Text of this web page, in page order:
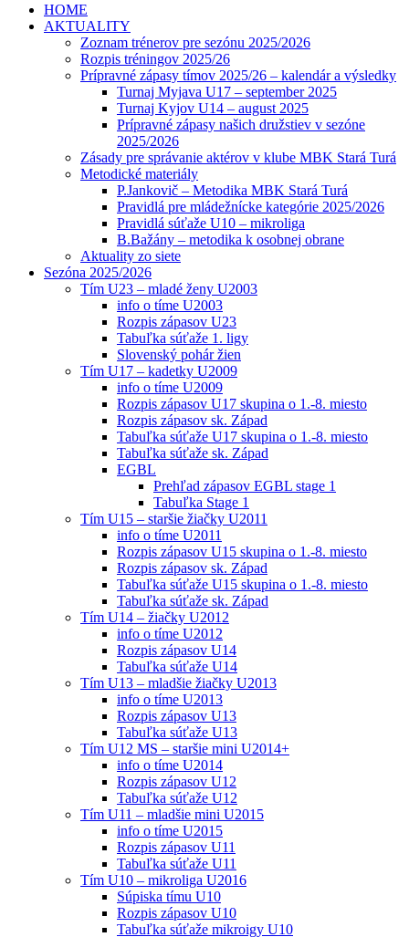
HOME
AKTUALITY
Zoznam trénerov pre sezónu 2025/2026
Rozpis tréningov 2025/26
Prípravné zápasy tímov 2025/26 – kalendár a výsledky
Turnaj Myjava U17 – september 2025
Turnaj Kyjov U14 – august 2025
Prípravné zápasy našich družstiev v sezóne
2025/2026
Zásady pre správanie aktérov v klube MBK Stará Turá
Metodické materiály
P.Jankovič – Metodika MBK Stará Turá
Pravidlá pre mládežnícke kategórie 2025/2026
Pravidlá súťaže U10 – mikroliga
B.Bažány – metodika k osobnej obrane
Aktuality zo siete
Sezóna 2025/2026
Tím U23 – mladé ženy U2003
info o tíme U2003
Rozpis zápasov U23
Tabuľka súťaže 1. ligy
Slovenský pohár žien
Tím U17 – kadetky U2009
info o tíme U2009
Rozpis zápasov U17 skupina o 1.-8. miesto
Rozpis zápasov sk. Západ
Tabuľka súťaže U17 skupina o 1.-8. miesto
Tabuľka súťaže sk. Západ
EGBL
Prehľad zápasov EGBL stage 1
Tabuľka Stage 1
Tím U15 – staršie žiačky U2011
info o tíme U2011
Rozpis zápasov U15 skupina o 1.-8. miesto
Rozpis zápasov sk. Západ
Tabuľka súťaže U15 skupina o 1.-8. miesto
Tabuľka súťaže sk. Západ
Tím U14 – žiačky U2012
info o tíme U2012
Rozpis zápasov U14
Tabuľka súťaže U14
Tím U13 – mladšie žiačky U2013
info o tíme U2013
Rozpis zápasov U13
Tabuľka súťaže U13
Tím U12 MS – staršie mini U2014+
info o tíme U2014
Rozpis zápasov U12
Tabuľka súťaže U12
Tím U11 – mladšie mini U2015
info o tíme U2015
Rozpis zápasov U11
Tabuľka súťaže U11
Tím U10 – mikroliga U2016
Súpiska tímu U10
Rozpis zápasov U10
Tabuľka súťaže mikroigy U10